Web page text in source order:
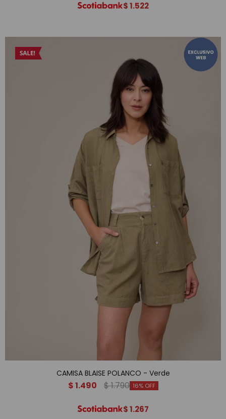
$1.522
CAMISA BLAISE POLANCO - Verde
$1.490 $1.790 16
$1.267